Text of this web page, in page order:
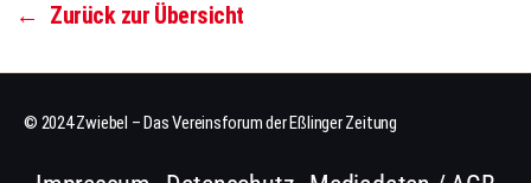
← Zurück zur Übersicht
© 2024 Zwiebel – Das Vereinsforum der Eßlinger Zeitung